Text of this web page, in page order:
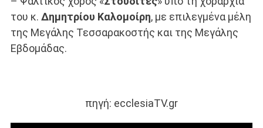
του κ. Δημητρίου Καλομοίρη, με επιλεγμένα μέλη
της Μεγάλης Τεσσαρακοστής και της Μεγάλης
Εβδομάδας.
πηγή: ecclesiaTV.gr